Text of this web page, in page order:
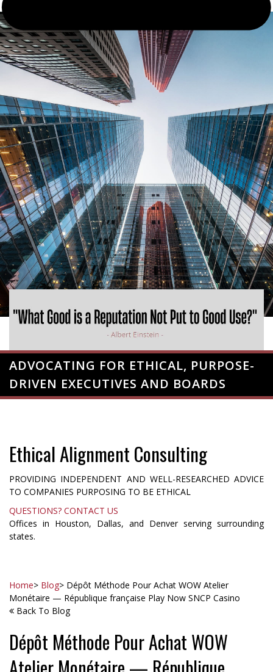
ADVOCATING FOR ETHICAL, PURPOSE-
DRIVEN EXECUTIVES AND BOARDS
Ethical Alignment Consulting
PROVIDING INDEPENDENT AND WELL-RESEARCHED ADVICE
TO COMPANIES PURPOSING TO BE ETHICAL
QUESTIONS? CONTACT US
Offices in Houston, Dallas, and Denver serving surrounding
states.
Home> Blog> Dépôt Méthode Pour Achat WOW Atelier
Monétaire — République française Play Now SNCP Casino
Back To Blog
Dépôt Méthode Pour Achat WOW